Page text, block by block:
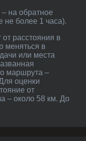
не более 1 часа).
меняться в
или места
маршрута –
оценки
от
– около 58 км. До